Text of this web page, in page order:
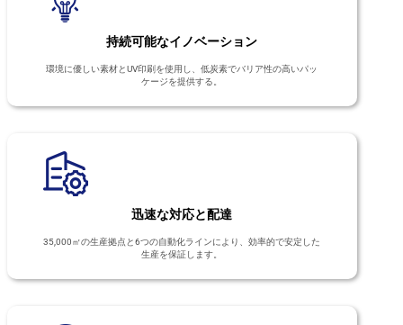
持続可能なイノベーション
環境に優しい素材とUV印刷を使用し、低炭素でバリア性の高いパッ
ケージを提供する。
迅速な対応と配達
35,000㎡の生産拠点と6つの自動化ラインにより、効率的で安定した
生産を保証します。